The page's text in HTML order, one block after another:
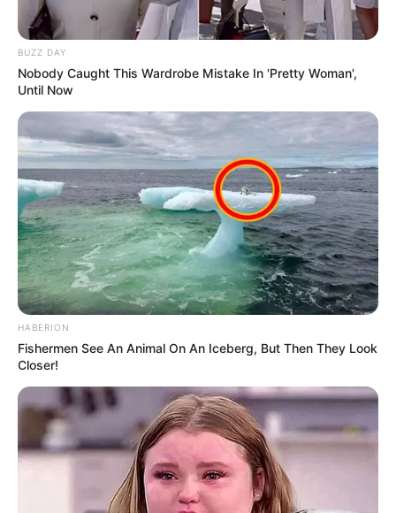
-ad4
💠 Reajuste nos cálculos de benefícios, favorecendo trabalhadores
e servidores.
🔎Perspectivas futuras
O julgamento do STF pode marcar uma mudança significativa no
Sistema Previdenciário Brasileiro.
A decisão terá repercussão nacional, influenciando tanto a política
especialistas, o
desafio será equilibrar sustentabilidade
financeira e justiça social, garantindo que a Previdência cumpra
seu papel de proteção e valorização da força de trabalho.
Assista a transmissão do julgamento ao VIVO:
BUZZ DAY
Nobody Caught This Wardrobe Mistake In 'Pretty Woman',
Until Now
HABERION
Fishermen See An Animal On An Iceberg, But Then They Look
Closer!